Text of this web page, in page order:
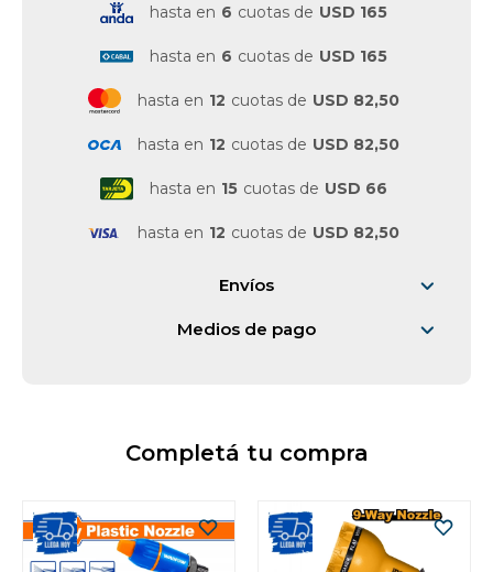
hasta en 6 cuotas de USD 165
hasta en 6 cuotas de USD 165
hasta en 12 cuotas de USD 82,50
hasta en 12 cuotas de USD 82,50
hasta en 15 cuotas de USD 66
hasta en 12 cuotas de USD 82,50
Envíos
Medios de pago
Completá tu compra